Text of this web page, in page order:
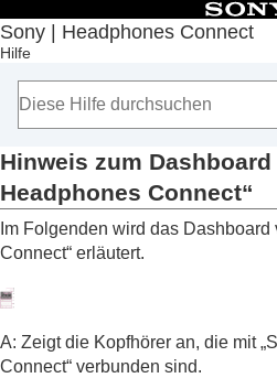
Sony | Headphones Connect
Hilfe
Anfang
Erste Schritte
Hinweise zur Bedienung
Hinweis zum Dashboard
Headphones Connect
Auf der Registerkarte
Funktionen
Auf der Registerkarte
Funktionen
Funktionen
Anzeigen von Informationen
Hinweis zum Dashboard
Headphones Connect“
Im Folgenden wird das Dashboard
Connect“ erläutert.
A: Zeigt die Kopfhörer an, die mit „
Connect“ verbunden sind.